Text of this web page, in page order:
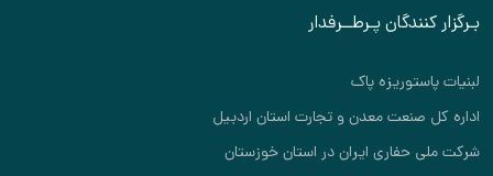
بـرگزار کنندگان پـرطــرفدار
لبنیات پاستوریزه پاک
اداره کل صنعت معدن و تجارت استان اردبیل
شرکت ملی حفاری ایران در استان خوزستان